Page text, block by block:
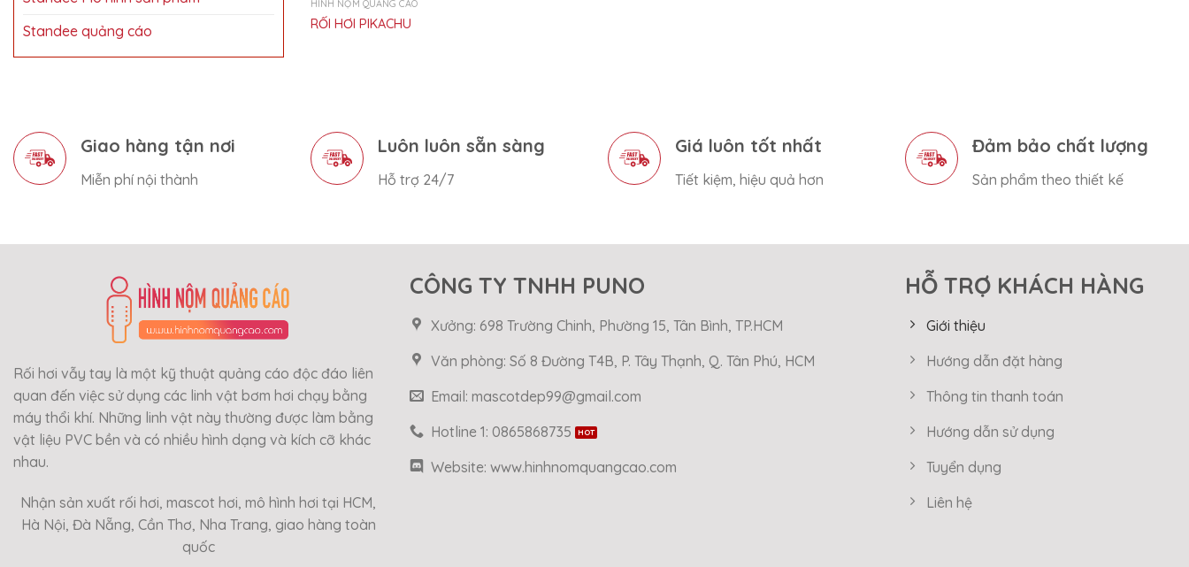
Standee quảng cáo
HÌNH NỘM QUẢNG CÁO
RỐI HƠI PIKACHU
Giao hàng tận nơi
Miễn phí nội thành
Luôn luôn sẵn sàng
Hỗ trợ 24/7
Giá luôn tốt nhất
Tiết kiệm, hiệu quả hơn
Đảm bảo chất lượng
Sản phẩm theo thiết kế
Rối hơi vẫy tay là một kỹ thuật quảng cáo độc đáo liên
quan đến việc sử dụng các linh vật bơm hơi chạy bằng
máy thổi khí. Những linh vật này thường được làm bằng
vật liệu PVC bền và có nhiều hình dạng và kích cỡ khác
nhau.
Nhận sản xuất rối hơi, mascot hơi, mô hình hơi tại HCM,
Hà Nội, Đà Nẵng, Cần Thơ, Nha Trang, giao hàng toàn
quốc
CÔNG TY TNHH PUNO
Xưởng: 698 Trường Chinh, Phường 15, Tân Bình, TP.HCM
Văn phòng: Số 8 Đường T4B, P. Tây Thạnh, Q. Tân Phú, HCM
Email: mascotdep99@gmail.com
Hotline 1: 0865868735
Website: www.hinhnomquangcao.com
HỖ TRỢ KHÁCH HÀNG
Giới thiệu
Hướng dẫn đặt hàng
Thông tin thanh toán
Hướng dẫn sử dụng
Tuyển dụng
Liên hệ